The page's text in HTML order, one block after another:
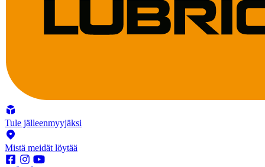
Tule jälleenmyyjäksi
Mistä meidät löytää